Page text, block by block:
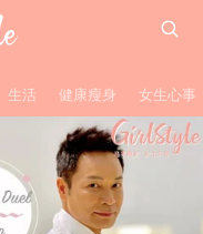
生活 健康瘦身 女生心事